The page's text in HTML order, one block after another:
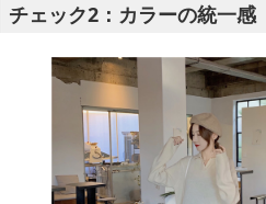
チェック2：カラーの統一感